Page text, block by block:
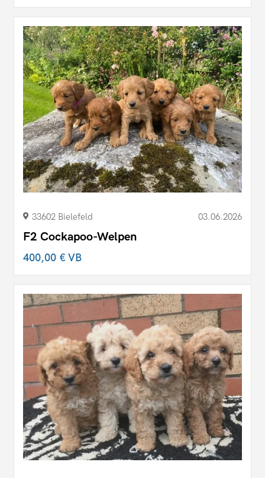
33602 Bielefeld 03.06.2026
F2 Cockapoo-Welpen
400,00 €VB